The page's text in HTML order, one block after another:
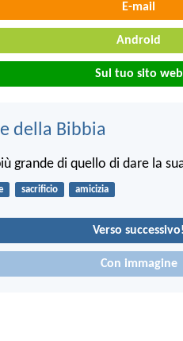
E-mail
Android
Sul tuo sito web
della Bibbia
grande di quello di dare la
sacrificio amicizia
Verso successivo!
Con immagine